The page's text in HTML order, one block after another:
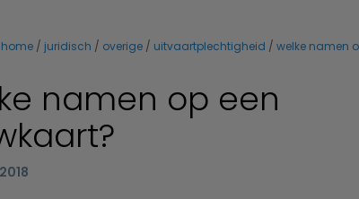
home juridisch overige uitvaartplechtigheid welke namen
namen op een